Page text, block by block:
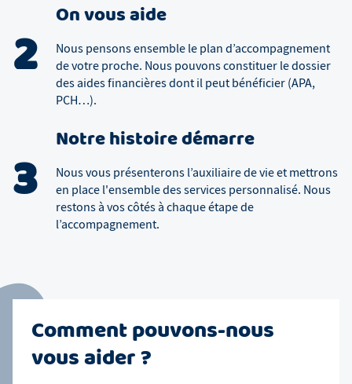
2
On vous aide
Nous pensons ensemble le plan d’accompagnement
de votre proche. Nous pouvons constituer le dossier
des aides financières dont il peut bénéficier (APA,
PCH…).
3
Notre histoire démarre
Nous vous présenterons l’auxiliaire de vie et mettrons
en place l'ensemble des services personnalisé. Nous
restons à vos côtés à chaque étape de
l’accompagnement.
Comment pouvons-nous
vous aider ?